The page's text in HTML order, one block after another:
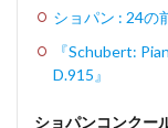
ショパン : 24の
『Schubert:
D.915』
ショパンコンクー